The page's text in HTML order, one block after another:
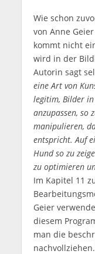
Wie schon
von Anne
kommt nicht
wird in der
Autorin sagt
eine Art von
legitim, Bilder
anzupassen, so
manipulieren,
entspricht. Auf
Hund so zu
zu optimieren
Im Kapitel 11
Geier
diesem
man die